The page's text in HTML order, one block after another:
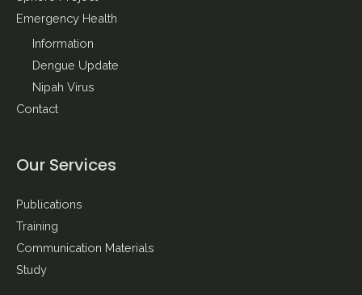
Emergency Health
Information
Dengue Update
Nipah Virus
Contact
Our Services
Publications
Training
Communication Materials
Study